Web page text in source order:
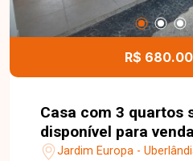
contato e agende sua
R$
Casa com 3 quartos
disponível para
Europa em
Jardim Europa -